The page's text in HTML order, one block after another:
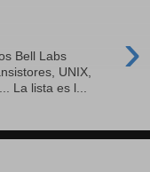
›
Bell Labs
UNIX,
La lista es l...